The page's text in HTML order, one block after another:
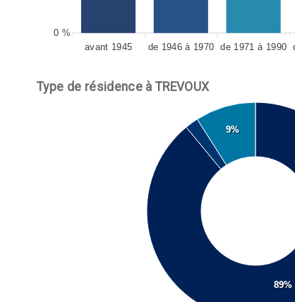
0 %
avant 1945
de 1946 à 1970 de 1971 à 1990
Type de résidence à TREVOUX
89%
9%